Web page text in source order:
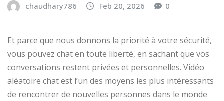
chaudhary786 Feb 20, 2026 0
Et parce que nous donnons la priorité à votre sécurité,
vous pouvez chat en toute liberté, en sachant que vos
conversations restent privées et personnelles. Vidéo
aléatoire chat est l’un des moyens les plus intéressants
de rencontrer de nouvelles personnes dans le monde